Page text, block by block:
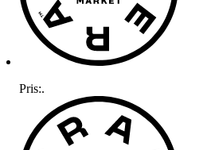
Pris:.